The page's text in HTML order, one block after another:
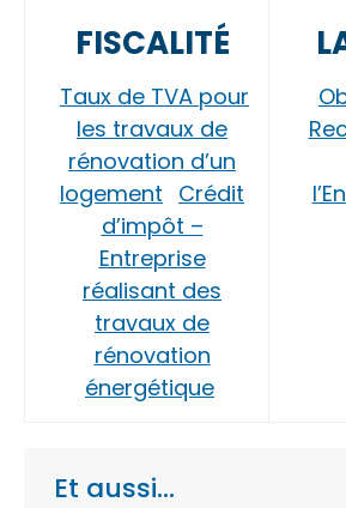
FISCALITÉ
Taux de TVA pour
les travaux de
rénovation d’un
logement Crédit
d’impôt –
Entreprise
réalisant des
travaux de
rénovation
énergétique
Et aussi…